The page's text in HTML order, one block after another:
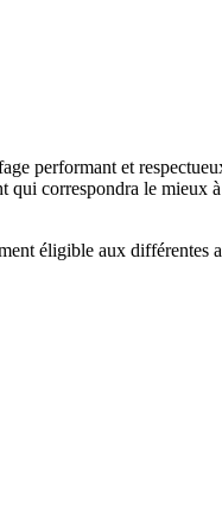
performant et
correspondra le mieux
éligible aux différentes